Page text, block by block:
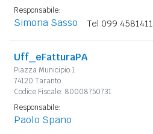
Responsabile:
Simona Sasso Tel 099 4581411
Uff_eFatturaPA
Piazza Municipio 1
74120 Taranto
Codice Fiscale: 80008750731
Responsabile:
Paolo Spano